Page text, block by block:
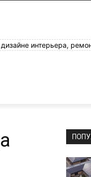
интерьера,